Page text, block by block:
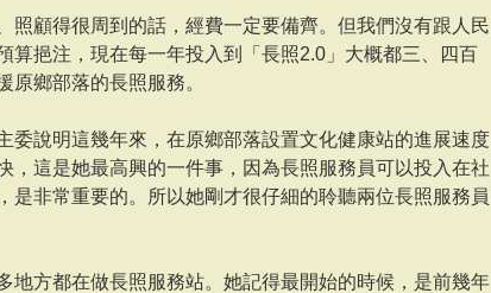
照顧得很周到的話，經費一定要備齊。但我們沒有跟人民
算挹注，現在每一年投入到「長照2.0」大概都三、四百
原鄉部落的長照服務。
委說明這幾年來，在原鄉部落設置文化健康站的進展速度
，這是她最高興的一件事，因為長照服務員可以投入在社
是非常重要的。所以她剛才很仔細的聆聽兩位長照服務員
地方都在做長照服務站。她記得最開始的時候，是前幾年